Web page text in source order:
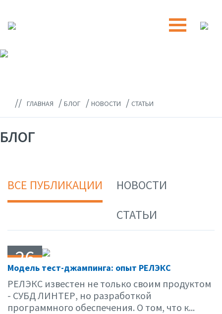
// ГЛАВНАЯ / БЛОГ / НОВОСТИ / СТАТЬИ
БЛОГ
ВСЕ ПУБЛИКАЦИИ
НОВОСТИ
СТАТЬИ
26
07.16
Модель тест-джампинга: опыт РЕЛЭКС
РЕЛЭКС известен не только своим продуктом
- СУБД ЛИНТЕР, но разработкой
программного обеспечения. О том, что к...